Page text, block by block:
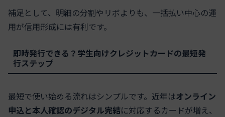
補足として、明細の分割やリボよりも、一括払い中心の運
用が信用形成には有利です。
即時発行できる？学生向けクレジットカードの最短発
行ステップ
最短で使い始める流れはシンプルです。近年はオンライン
申込と本人確認のデジタル完結に対応するカードが増え、